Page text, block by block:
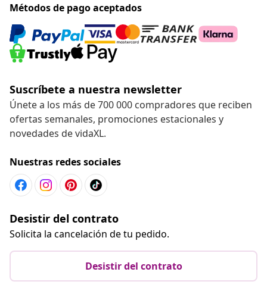
Métodos de pago aceptados
Suscríbete a nuestra newsletter
Únete a los más de 700 000 compradores que reciben
ofertas semanales, promociones estacionales y
novedades de vidaXL.
Nuestras redes sociales
Desistir del contrato
Solicita la cancelación de tu pedido.
Desistir del contrato